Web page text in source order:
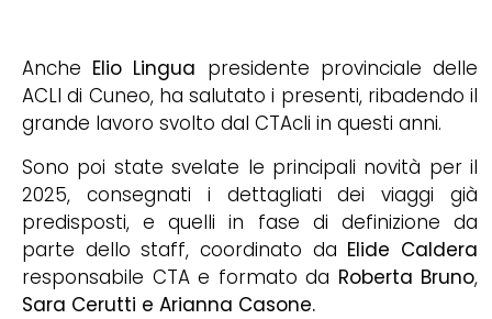
Anche Elio Lingua presidente provinciale delle
ACLI di Cuneo, ha salutato i presenti, ribadendo il
grande lavoro svolto dal CTAcli in questi anni.
Sono poi state svelate le principali novità per il
2025, consegnati i dettagliati dei viaggi già
predisposti, e quelli in fase di definizione da
parte dello staff, coordinato da Elide Caldera
responsabile CTA e formato da Roberta Bruno,
Sara Cerutti e Arianna Casone.